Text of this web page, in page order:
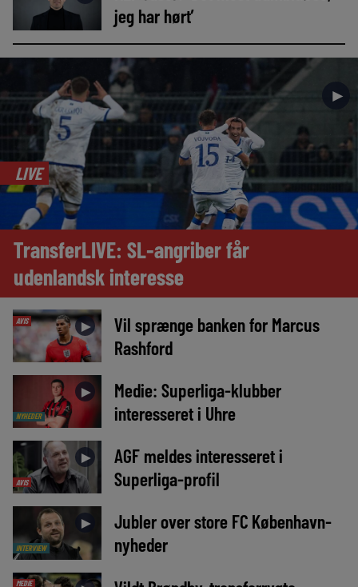
jeg har hørt’
►
LIVE
TransferLIVE: SL-angriber får
udenlandsk interesse
AVIS ►
Vil sprænge banken for Marcus
Rashford
NYHEDER
►
Medie: Superliga-klubber
interesseret i Uhre
AVIS
►
AGF meldes interesseret i
Superliga-profil
INTERVIEW
►
Jubler over store FC København-
nyheder
MEDIE